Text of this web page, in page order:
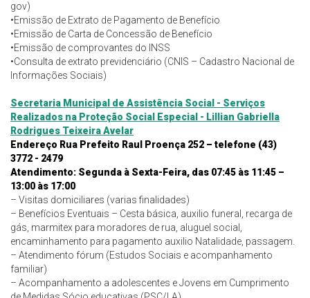
gov)
•Emissão de Extrato de Pagamento de Benefício
•Emissão de Carta de Concessão de Benefício
•Emissão de comprovantes do INSS
•Consulta de extrato previdenciário (CNIS – Cadastro Nacional de
Informações Sociais)
Secretaria Municipal de Assistência Social - Serviços
Realizados na Proteção Social Especial - Lillian Gabriella
Rodrigues Teixeira Avelar
Endereço Rua Prefeito Raul Proença 252 – telefone (43)
3772 - 2479
Atendimento: Segunda à Sexta-Feira, das 07:45 às 11:45 –
13:00 às 17:00
– Visitas domiciliares (varias finalidades)
– Benefícios Eventuais – Cesta básica, auxilio funeral, recarga de
gás, marmitex para moradores de rua, aluguel social,
encaminhamento para pagamento auxilio Natalidade, passagem.
– Atendimento fórum (Estudos Sociais e acompanhamento
familiar)
– Acompanhamento a adolescentes e Jovens em Cumprimento